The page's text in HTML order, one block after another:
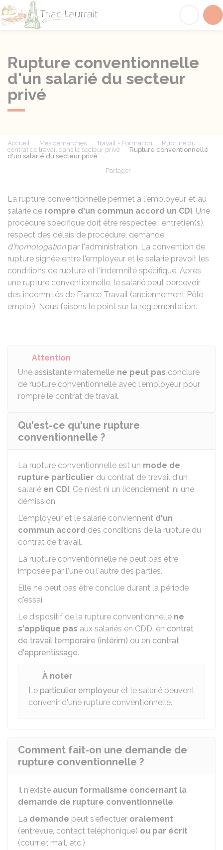
Rupture conventionnelle
d'un salarié du secteur
privé
Accueil Mes démarches Travail - Formation
Rupture du
contrat de travail dans le secteur privé
Rupture conventionnelle
d'un salarié du secteur privé
Partager
La rupture conventionnelle permet à l'employeur et au
salarié de rompre d'un commun accord un CDI. Une
procédure spécifique doit être respectée : entretien(s),
respect des délais de procédure, demande
d'homologationpar l'administration. La convention de
rupture signée entre l'employeur et le salarié prévoit les
conditions de rupture et l'indemnité spécifique. Après
une rupture conventionnelle, le salarié peut percevoir
des indemnités de France Travail (anciennement Pôle
emploi). Nous faisons le point sur la règlementation.
Attention
Une assistante maternelle ne peut pas conclure
de rupture conventionnelle avec l'employeur pour
rompre le contrat de travail.
Qu'est-ce qu'une rupture
conventionnelle ?
La rupture conventionnelle est un mode de
rupture particulier du contrat de travail d'un
salarié en CDI. Ce n'est ni un licenciement, ni une
démission.
L'employeur et le salarié conviennent d'un
commun accord des conditions de la rupture du
contrat de travail.
La rupture conventionnelle ne peut pas être
imposée par l'une ou l'autre des parties.
Elle ne peut pas être conclue durant la période
d'essai.
Le dispositif de la rupture conventionnelle ne
s'applique pas aux salariés en CDD, en contrat
de travail temporaire (intérim) ou en contrat
d'apprentissage.
À noter
Le particulier employeur et le salarié peuvent
convenir d'une rupture conventionnelle.
Comment fait-on une demande de
rupture conventionnelle ?
Il n'existe aucun formalisme concernant la
demande de rupture conventionnelle.
La demande peut s'effectuer oralement
(entrevue, contact téléphonique) ou par écrit
(courrier, mail, etc.).